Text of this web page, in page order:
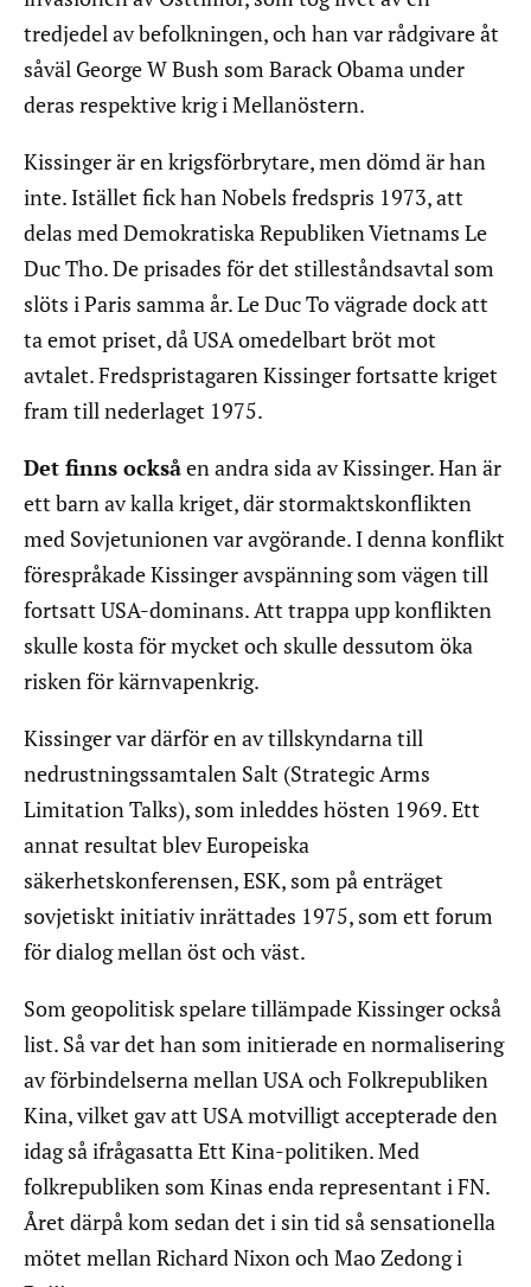
tredjedel av befolkningen, och han var rådgivare åt
såväl George W Bush som Barack Obama under
deras respektive krig i Mellanöstern.
Kissinger är en krigsförbrytare, men dömd är han
inte. Istället fick han Nobels fredspris 1973, att
delas med Demokratiska Republiken Vietnams Le
Duc Tho. De prisades för det stilleståndsavtal som
slöts i Paris samma år. Le Duc To vägrade dock att
ta emot priset, då USA omedelbart bröt mot
avtalet. Fredspristagaren Kissinger fortsatte kriget
fram till nederlaget 1975.
Det finns ocksåen andra sida av Kissinger. Han är
ett barn av kalla kriget, där stormaktskonflikten
med Sovjetunionen var avgörande. I denna konflikt
förespråkade Kissinger avspänning som vägen till
fortsatt USA-dominans. Att trappa upp konflikten
skulle kosta för mycket och skulle dessutom öka
risken för kärnvapenkrig.
Kissinger var därför en av tillskyndarna till
nedrustningssamtalen Salt (Strategic Arms
Limitation Talks), som inleddes hösten 1969. Ett
annat resultat blev Europeiska
säkerhetskonferensen, ESK, som på enträget
sovjetiskt initiativ inrättades 1975, som ett forum
för dialog mellan öst och väst.
Som geopolitisk spelare tillämpade Kissinger också
list. Så var det han som initierade en normalisering
av förbindelserna mellan USA och Folkrepubliken
Kina, vilket gav att USA motvilligt accepterade den
idag så ifrågasatta Ett Kina-politiken. Med
folkrepubliken som Kinas enda representant i FN.
Året därpå kom sedan det i sin tid så sensationella
mötet mellan Richard Nixon och Mao Zedong i